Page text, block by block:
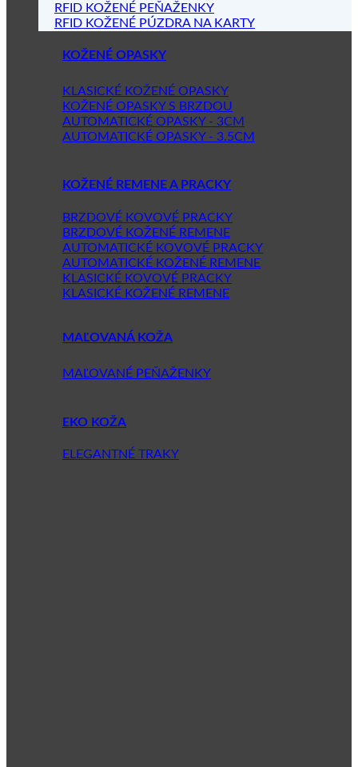
RFID KOŽENÉ PEŇAŽENKY
RFID KOŽENÉ PÚZDRA NA KARTY
KOŽENÉ OPASKY
KLASICKÉ KOŽENÉ OPASKY
KOŽENÉ OPASKY S BRZDOU
AUTOMATICKÉ OPASKY - 3CM
AUTOMATICKÉ OPASKY - 3.5CM
KOŽENÉ REMENE A PRACKY
BRZDOVÉ KOVOVÉ PRACKY
BRZDOVÉ KOŽENÉ REMENE
AUTOMATICKÉ KOVOVÉ PRACKY
AUTOMATICKÉ KOŽENÉ REMENE
KLASICKÉ KOVOVÉ PRACKY
KLASICKÉ KOŽENÉ REMENE
MAĽOVANÁ KOŽA
MAĽOVANÉ PEŇAŽENKY
EKO KOŽA
ELEGANTNÉ TRAKY